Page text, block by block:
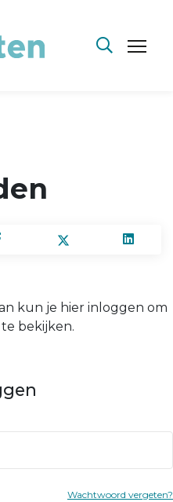
kun je hier inloggen om
bekijken.
Wachtwoord vergeten?